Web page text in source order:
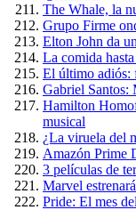
The Whale, la
Grupo Firme
Elton John da
La comida
El último adiós:
Gabriel Santos:
Hamilton
musical
¿La viruela del
Amazón Prime
3 películas de
Marvel
Pride: El mes